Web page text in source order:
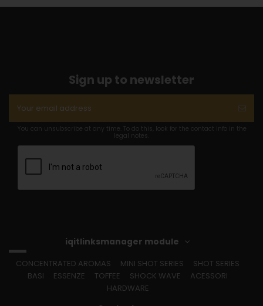
Sign up to newsletter
You can unsubscribe at any time. To do this, look for the contact info in the
legal notes.
iqitlinksmanager module
CONCENTRATED AROMAS MINI SHOT SERIES
SHOT SERIES
BASI
ESSENZE TOFFEE SHOCK WAVE
ACESSORI
HARDWARE